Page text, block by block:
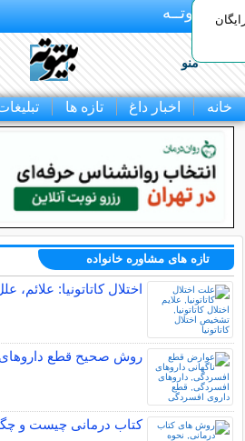
بـیتوتــه
منو
خانه اخبار داغ تازه ها
تازه های مشاوره خانواده
اختلال کاتاتونیا:
روش صحیح قطع
کتاب درمانی چیست و